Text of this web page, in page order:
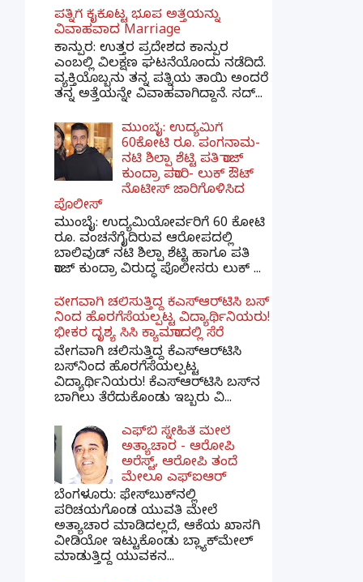
ಪತ್ನಿಗೆ ಕೈಕೊಟ್ಟ ಭೂಪ ಅತ್ತೆಯನ್ನು
ವಿವಾಹವಾದ Marriage
ಕಾನ್ಪುರ: ಉತ್ತರ ಪ್ರದೇಶದ ಕಾನ್ಪುರ
ಎಂಬಲ್ಲಿ ವಿಲಕ್ಷಣ ಘಟನೆಯೊಂದು ನಡೆದಿದೆ.
ವ್ಯಕ್ತಿಯೊಬ್ಬನು ತನ್ನ ಪತ್ನಿಯ ತಾಯಿ ಅಂದರೆ
ತನ್ನ ಅತ್ತೆಯನ್ನೇ ವಿವಾಹವಾಗಿದ್ದಾನೆ. ಸದ್...
ಮುಂಬೈ: ಉದ್ಯಮಿಗೆ
60ಕೋಟಿ ರೂ. ಪಂಗನಾಮ-
ನಟಿ ಶಿಲ್ಪಾ ಶೆಟ್ಟಿ ಪತಿ ರಾಜ್
ಕುಂದ್ರಾ ಪರಾರಿ- ಲುಕ್ ಔಟ್
ನೊಟೀಸ್ ಜಾರಿಗೊಳಿಸಿದ
ಪೊಲೀಸ್
ಮುಂಬೈ: ಉದ್ಯಮಿಯೋರ್ವರಿಗೆ 60 ಕೋಟಿ
ರೂ. ವಂಚನೆಗೈದಿರುವ ಆರೋಪದಲ್ಲಿ
ಬಾಲಿವುಡ್ ನಟಿ ಶಿಲ್ಪಾ ಶೆಟ್ಟಿ ಹಾಗೂ ಪತಿ
ರಾಜ್ ಕುಂದ್ರಾ ವಿರುದ್ಧ ಪೊಲೀಸರು ಲುಕ್ ...
ವೇಗವಾಗಿ ಚಲಿಸುತ್ತಿದ್ದ ಕೆಎಸ್​ಆರ್​ಟಿಸಿ ಬಸ್​
ನಿಂದ ಹೊರಗೆಸೆಯಲ್ಪಟ್ಟ ವಿದ್ಯಾರ್ಥಿನಿಯರು!
ಭೀಕರ ದೃಶ್ಯ ಸಿಸಿ ಕ್ಯಾಮರಾದಲ್ಲಿ ಸೆರೆ
ವೇಗವಾಗಿ ಚಲಿಸುತ್ತಿದ್ದ ಕೆಎಸ್‌ಆರ್‌ಟಿಸಿ
ಬಸ್‌ನಿಂದ ಹೊರಗೆಸೆಯಲ್ಪಟ್ಟ
ವಿದ್ಯಾರ್ಥಿನಿಯರು! ಕೆಎಸ್‌ಆರ್‌ಟಿಸಿ ಬಸ್‌ನ
ಬಾಗಿಲು ತೆರೆದುಕೊಂಡು ಇಬ್ಬರು ವಿ...
ಎಫ್‌ಬಿ ಸ್ನೇಹಿತೆ ಮೇಲೆ
ಅತ್ಯಾಚಾರ - ಆರೋಪಿ
ಅರೆಸ್ಟ್, ಆರೋಪಿ ತಂದೆ
ಮೇಲೂ ಎಫ್ಐಆರ್
ಬೆಂಗಳೂರು: ಫೇಸ್‌ಬುಕ್‌ನಲ್ಲಿ
ಪರಿಚಯಗೊಂಡ ಯುವತಿ ಮೇಲೆ
ಅತ್ಯಾಚಾರ ಮಾಡಿದಲ್ಲದೆ, ಆಕೆಯ ಖಾಸಗಿ
ವೀಡಿಯೋ ಇಟ್ಟುಕೊಂಡು ಬ್ಲ್ಯಾಕ್‌ಮೇಲ್
ಮಾಡುತ್ತಿದ್ದ ಯುವಕನ...